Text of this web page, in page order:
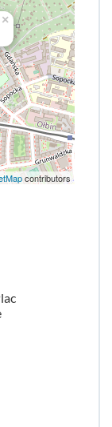
×
contributors